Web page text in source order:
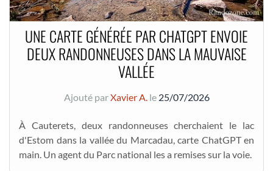
UNE CARTE GÉNÉRÉE PAR CHATGPT ENVOIE
DEUX RANDONNEUSES DANS LA MAUVAISE
VALLÉE
Ajouté parXavier A.le 25/07/2026
À Cauterets, deux randonneuses cherchaient le lac
d'Estom dans la vallée du Marcadau, carte ChatGPT en
main. Un agent du Parc national les a remises sur la voie.